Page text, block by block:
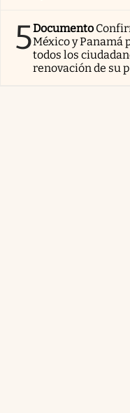
5Documento
México y Panamá
todos los
renovación de su